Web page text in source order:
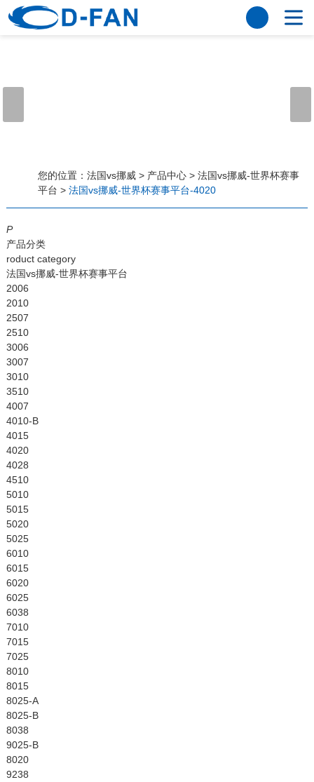
法国vs挪威
应用案例
工程案例
解决方案
新闻资讯
法国vs挪威
行业资讯
常见问题
法国vs挪威-世界杯赛事平台
联系方式
客户留言
人才招聘
English
您的位置： 法国vs挪威> 产品中心> 法国vs挪威-世界杯赛事
平台 > 法国vs挪威-世界杯赛事平台-4020
P
产品分类
roduct category
法国vs挪威-世界杯赛事平台
2006
2010
2507
2510
3006
3007
3010
3510
4007
4010-B
4015
4020
4028
4510
5010
5015
5020
5025
6010
6015
6020
6025
6038
7010
7015
7025
8010
8015
8025-A
8025-B
8038
9025-B
8020
9238